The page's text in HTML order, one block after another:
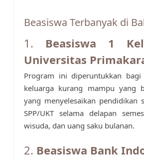
Beasiswa Terbanyak di
1. Beasiswa 1
Universitas
Program ini diperuntukkan bagi
keluarga kurang mampu yang
yang menyelesaikan pendidikan
SPP/UKT selama delapan
wisuda, dan uang saku bulanan.
2. Beasiswa Bank